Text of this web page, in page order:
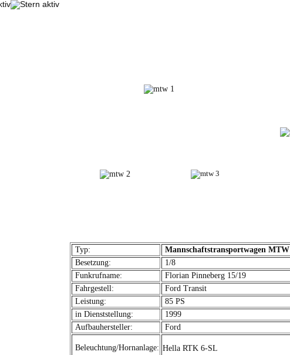
Typ:
Mannschaftstransportwagen MTW
Besetzung:
1/8
Funkrufname:
Florian Pinneberg 15/19
Fahrgestell:
Ford Transit
Leistung:
85 PS
in Dienststellung:
1999
Aufbauhersteller:
Ford
Beleuchtung/Hornanlage: Hella RTK 6-SL